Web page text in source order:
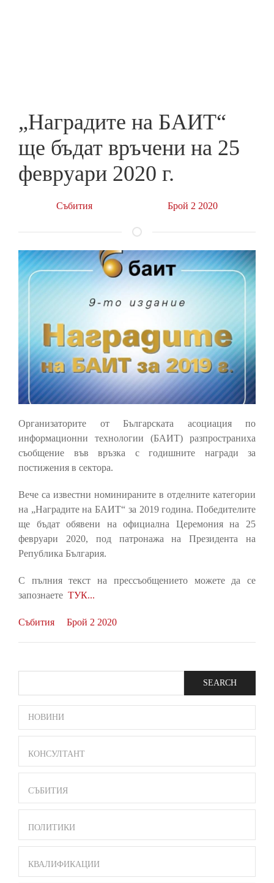
„Наградите на БАИТ“
ще бъдат връчени на 25
февруари 2020 г.
Събития Брой 2 2020
Организаторите от Българската асоциация по
информационни технологии (БАИТ) разпространиха
съобщение във връзка с годишните награди за
постижения в сектора.
Вече са известни номинираните в отделните категории
на „Наградите на БАИТ“ за 2019 година. Победителите
ще бъдат обявени на официална Церемония на 25
февруари 2020, под патронажа на Президента на
Република България.
С пълния текст на прессъобщението можете да се
запознаете ТУК...
Събития Брой 2 2020
SIDE
BAR
MENU
НОВИНИ
КОНСУЛТАНТ
СЪБИТИЯ
ПОЛИТИКИ
КВАЛИФИКАЦИИ